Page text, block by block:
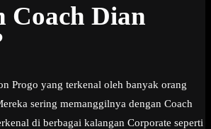
Coach Dian
Progo yang terkenal oleh banyak orang
sering memanggilnya dengan Coach
di berbagai kalangan Corporate seperti